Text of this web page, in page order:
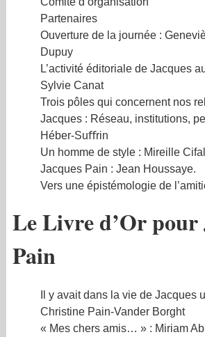
Partenaires
Ouverture de la journée :
Dupuy
L’activité éditoriale de Jacques
Sylvie Canat
Trois pôles qui concernent nos
Jacques : Réseau, institutions,
Héber-Suﬀrin
Un homme de style : Mireille
Jacques Pain : Jean Houssaye.
Vers une épistémologie de
Le Livre d’Or pour
Pain
Il y avait dans la vie de Jacques
Christine Pain-Vander Borght
« Mes chers amis… » : Miriam